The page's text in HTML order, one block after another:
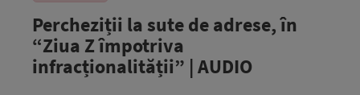
Percheziții la sute de adrese, în
“Ziua Z împotriva
infracționalității” | AUDIO